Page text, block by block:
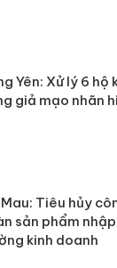
Yên: Xử lý 6 hộ
giả mạo nhãn
Tiêu hủy
sản phẩm
kinh doanh